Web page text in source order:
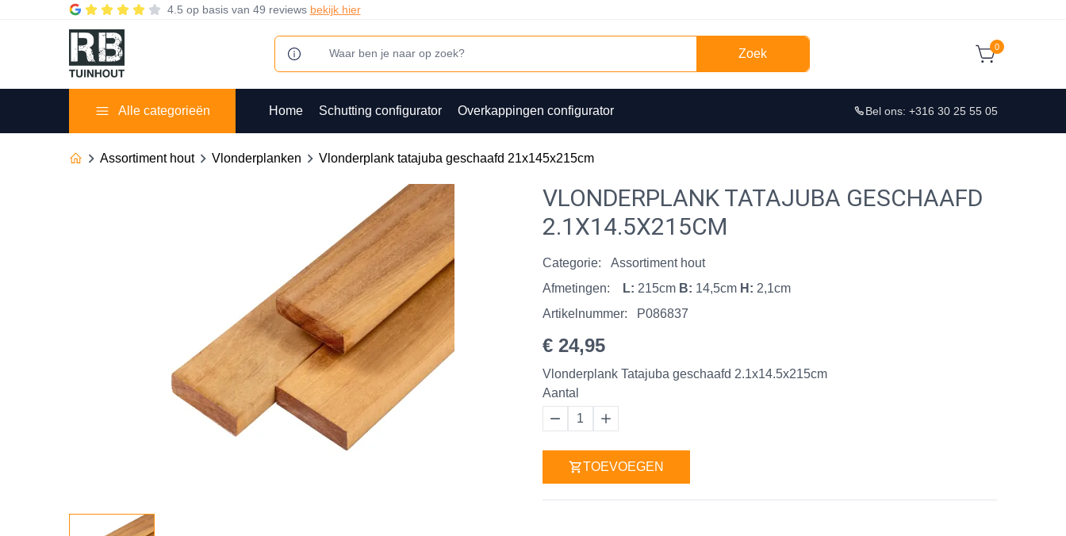
4.5 op basis van 49 reviews bekijk hier
Zoek 0
Alle categorieën Home Schutting configurator Overkappingen configurator Bel ons: +316 30 25 55 05
Assortiment hout Vlonderplanken Vlonderplank tatajuba geschaafd 21x145x215cm
VLONDERPLANK TATAJUBA GESCHAAFD
2.1X14.5X215CM
Categorie:
Assortiment hout
Afmetingen:
L: 215cm B: 14,5cm H: 2,1cm
Artikelnummer:
P086837
€ 24,95
Vlonderplank Tatajuba geschaafd 2.1x14.5x215cm
Aantal
1
TOEVOEGEN